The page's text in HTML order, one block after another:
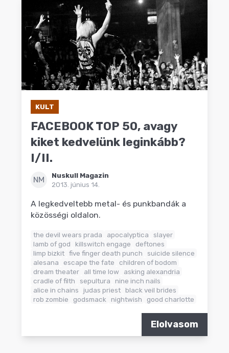
KULT
FACEBOOK TOP 50, avagy
kiket kedvelünk leginkább?
I/II.
NM
Nuskull Magazin
2013. június 14.
A legkedveltebb metal- és punkbandák a
közösségi oldalon.
the devil wears prada apocalyptica
slayer
lamb of god
killswitch engage
deftones
limp bizkit five finger death punch
suicide silence
alesana
escape the fate
children of bodom
dream theater
all time low
asking alexandria
cradle of filth
sepultura
nine inch nails
alice in chains
judas priest black veil brides
rob zombie
godsmack nightwish good charlotte
Elolvasom